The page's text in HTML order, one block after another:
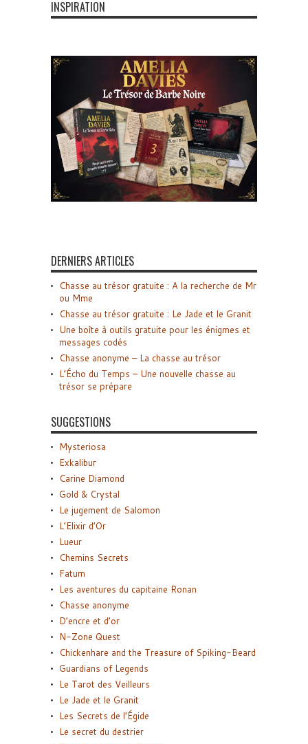
INSPIRATION
DERNIERS ARTICLES
Chasse au trésor gratuite : A la recherche de Mr
ou Mme
Chasse au trésor gratuite : Le Jade et le Granit
Une boîte à outils gratuite pour les énigmes et
messages codés
Chasse anonyme – La chasse au trésor
L’Écho du Temps – Une nouvelle chasse au
trésor se prépare
SUGGESTIONS
Mysteriosa
Exkalibur
Carine Diamond
Gold & Crystal
Le jugement de Salomon
L’Elixir d’Or
Lueur
Chemins Secrets
Fatum
Les aventures du capitaine Ronan
Chasse anonyme
D’encre et d’or
N-Zone Quest
Chickenhare and the Treasure of Spiking-Beard
Guardians of Legends
Le Tarot des Veilleurs
Le Jade et le Granit
Les Secrets de l’Égide
Le secret du destrier